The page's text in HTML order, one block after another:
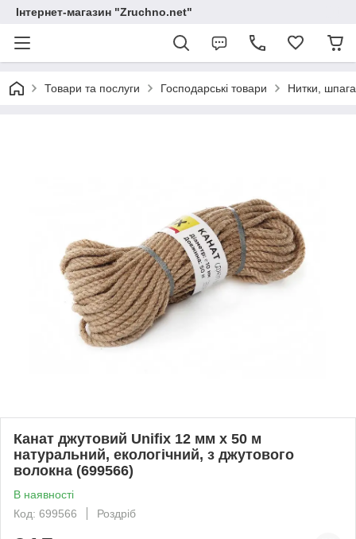
Інтернет-магазин "Zruchno.net"
Товари та послуги Господарські товари Нитки,
Канат джутовий Unifix 12 мм x 50 м
натуральний, екологічний, з джутового
волокна (699566)
В наявності
Код: 699566
Роздріб